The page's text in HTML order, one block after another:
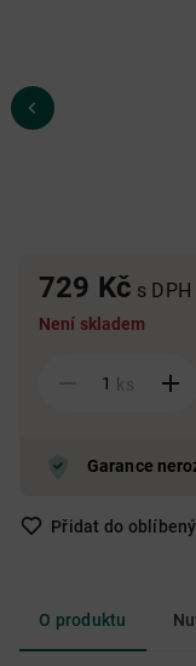
729 Kč s DPH
Není skladem
ks
Garance
Přidat do
O produktu